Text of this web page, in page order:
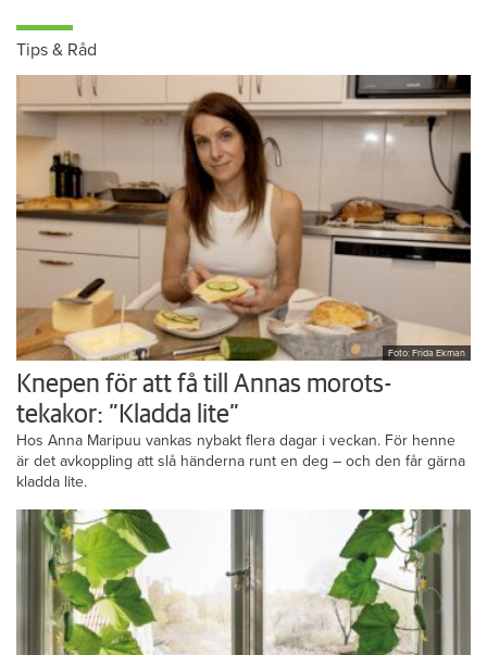
Tips & Råd
Foto: Frida Ekman
Knepen för att få till Annas morots-
tekakor: ”Kladda lite”
Hos Anna Maripuu vankas nybakt flera dagar i veckan. För henne
är det avkoppling att slå händerna runt en deg – och den får gärna
kladda lite.